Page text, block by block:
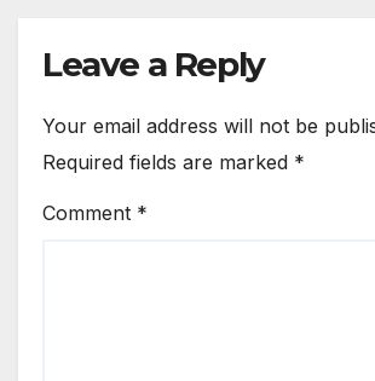
Leave a Reply
Your email address will not be
Required fields are marked *
Comment *